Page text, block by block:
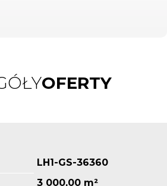
OFERTY
LH1-GS-36360
3 000,00 m²